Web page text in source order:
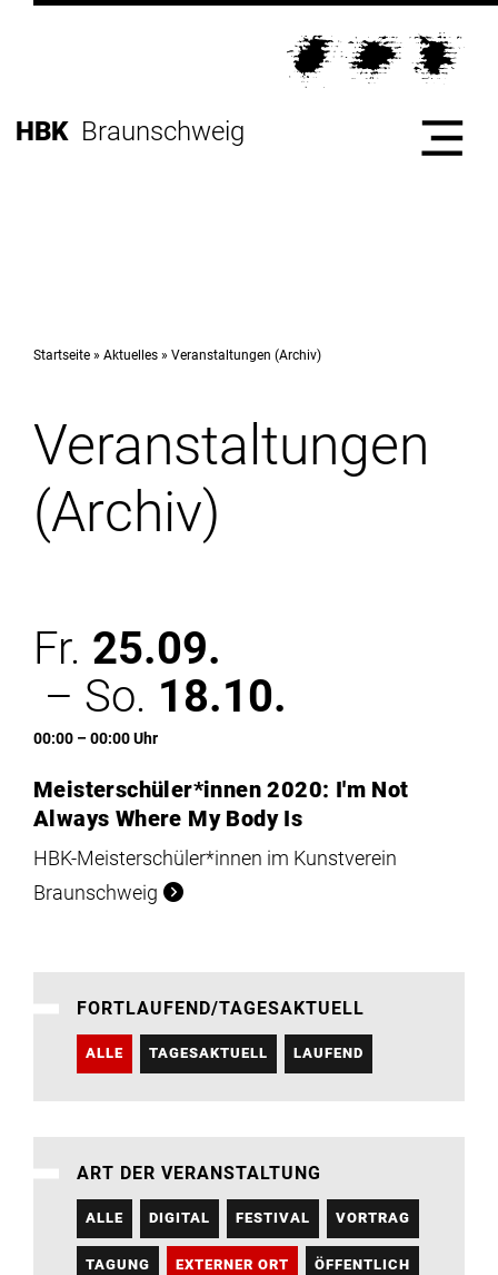
Inhalt
zur
Direkt
HBK Braunschweig
Hochschule
Studium
Institute
Infrastruktur
Aktuelles
meinstudium
Startseite Aktuelles Veranstaltungen (Archiv)
Veranstaltungen
(Archiv)
Fr. 25.09.
– So. 18.10.
00:00 – 00:00 Uhr
Meisterschüler*innen 2020: I'm Not
Always Where My Body Is
HBK-Meisterschüler*innen im Kunstverein
Braunschweig
FORTLAUFEND/TAGESAKTUELL
ALLE TAGESAKTUELL LAUFEND
ART DER VERANSTALTUNG
ALLE DIGITAL FESTIVAL VORTRAG
TAGUNG EXTERNER ORT ÖFFENTLICH